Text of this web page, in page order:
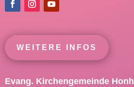
WEITERE INFOS
Evang. Kirchengemeinde